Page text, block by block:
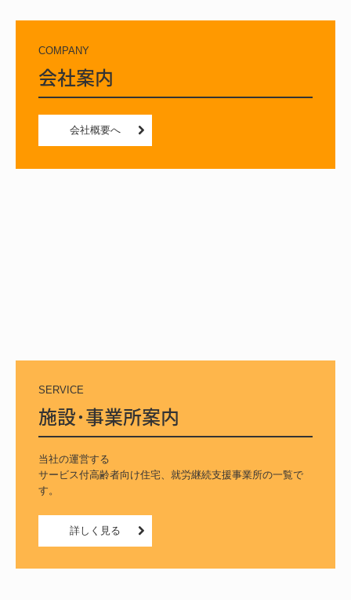
COMPANY
会社案内
会社概要へ
SERVICE
施設･事業所案内
当社の運営する
サービス付高齢者向け住宅、就労継続支援事業所の一覧で
す。
詳しく見る